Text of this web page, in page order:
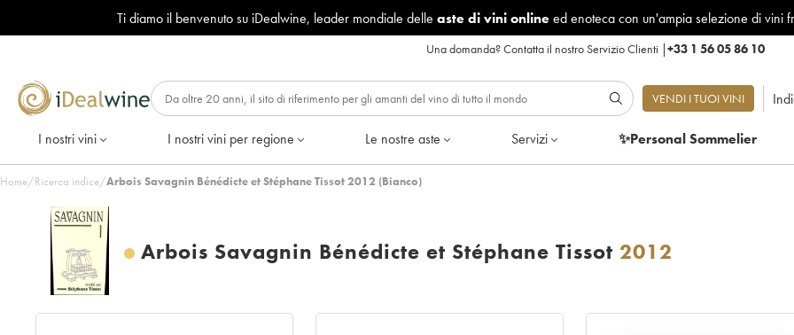
Ti diamo il benvenuto su iDealwine, leader mondiale delle aste di vini onlineed enoteca con un'ampia selezione di vini
Una domanda?Contatta il nostro Servizio Clienti |+33 1 56 05 86 10
VENDI I TUOI VINI
I nostri vini I nostri vini per regione Le nostre aste Servizi ✨Personal Sommelier
Home/Ricerca indice/Arbois Savagnin Bénédicte et Stéphane Tissot 2012 (Bianco)
Arbois Savagnin Bénédicte et Stéphane Tissot 2012